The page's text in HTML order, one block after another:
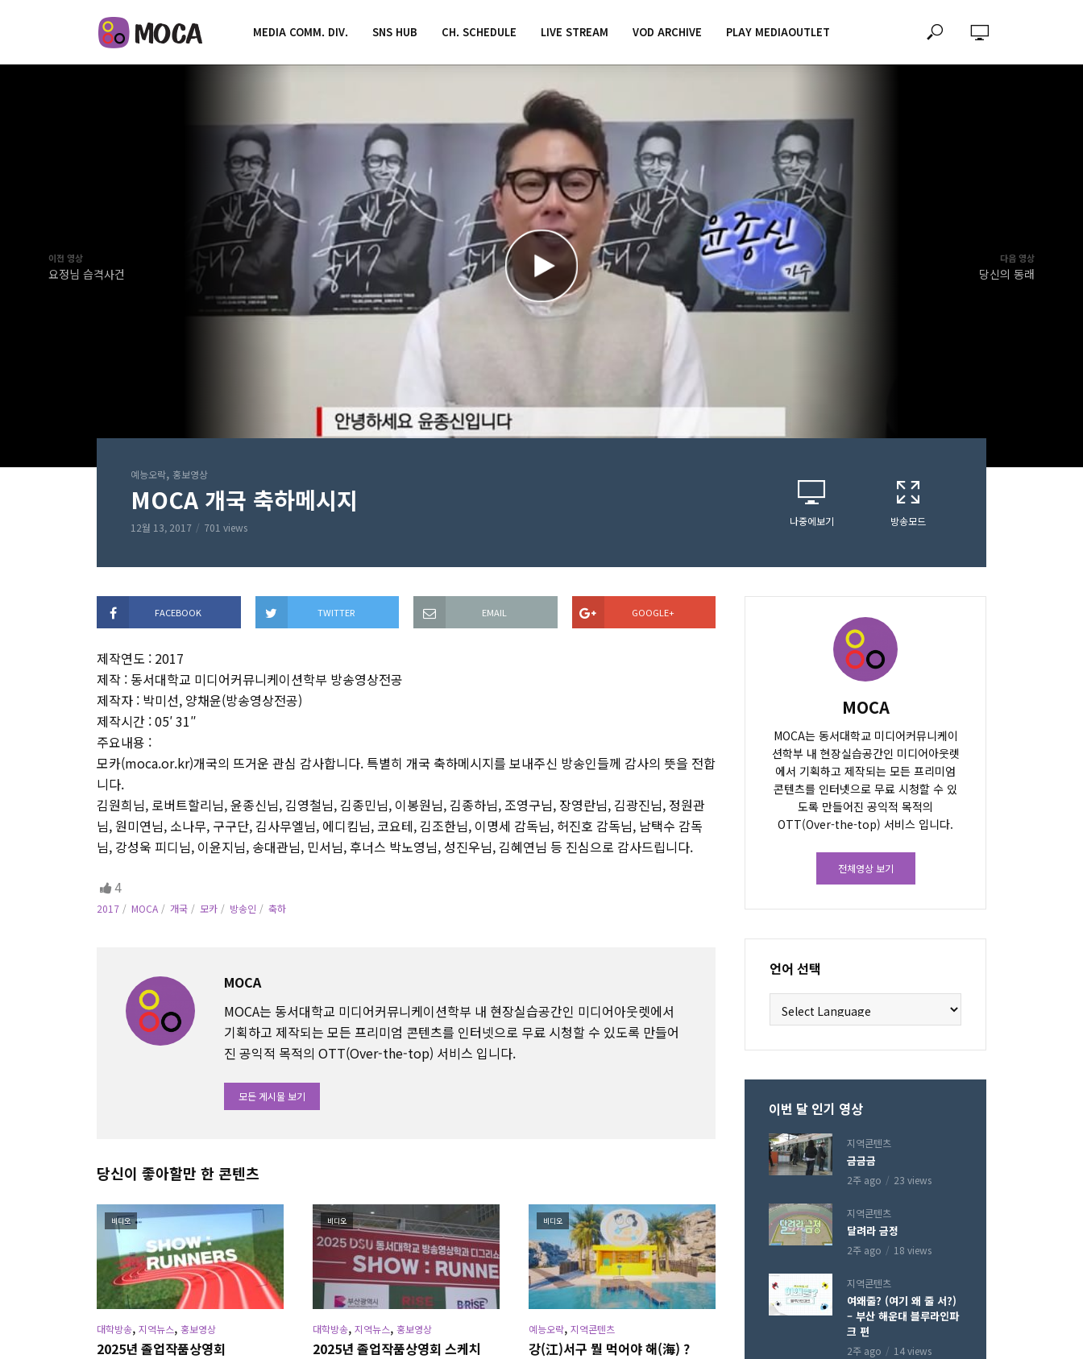
MEDIA COMM. DIV. SNS HUB CH. SCHEDULE LIVE STREAM VOD ARCHIVE PLAY MEDIAOUTLET
이전 영상
요정님 습격사건
다음 영상
당신의 동래
예능오락, 홍보영상
MOCA 개국 축하메시지
12월 13, 2017 701 views 나중에보기 방송모드
FACEBOOK TWITTER EMAIL GOOGLE+
제작연도 : 2017
제작 : 동서대학교 미디어커뮤니케이션학부 방송영상전공
제작자 : 박미선, 양채윤(방송영상전공)
제작시간 : 05′ 31″
주요내용 :
모카(moca.or.kr)개국의 뜨거운 관심 감사합니다. 특별히 개국 축하메시지를 보내주신 방송인들께 감사의 뜻을 전합
니다.
김원희님, 로버트할리님, 윤종신님, 김영철님, 김종민님, 이봉원님, 김종하님, 조영구님, 장영란님, 김광진님, 정원관
님, 원미연님, 소나무, 구구단, 김사무엘님, 에디킴님, 코요테, 김조한님, 이명세 감독님, 허진호 감독님, 남택수 감독
님, 강성욱 피디님, 이윤지님, 송대관님, 민서님, 후너스 박노영님, 성진우님, 김혜연님 등 진심으로 감사드립니다.
4
2017 MOCA 개국 모카 방송인 축하
MOCA
MOCA는 동서대학교 미디어커뮤니케이션학부 내 현장실습공간인 미디어아웃렛에서
기획하고 제작되는 모든 프리미엄 콘텐츠를 인터넷으로 무료 시청할 수 있도록 만들어
진 공익적 목적의 OTT(Over-the-top) 서비스 입니다.
모든 게시물 보기
당신이 좋아할만 한 콘텐츠
비디오
대학방송, 지역뉴스, 홍보영상
2025년 졸업작품상영회
비디오
대학방송, 지역뉴스, 홍보영상
2025년 졸업작품상영회 스케치
비디오
예능오락, 지역콘텐츠
강(江)서구 뭘 먹어야 해(海) ?
MOCA
MOCA는 동서대학교 미디어커뮤니케이
션학부 내 현장실습공간인 미디어아웃렛
에서 기획하고 제작되는 모든 프리미엄
콘텐츠를 인터넷으로 무료 시청할 수 있
도록 만들어진 공익적 목적의
OTT(Over-the-top) 서비스 입니다.
전체영상 보기
언어 선택
이번 달 인기 영상
지역콘텐츠
금금금
2주 ago 23 views
지역콘텐츠
달려라 금정
2주 ago 18 views
지역콘텐츠
여왜줄? (여기 왜 줄 서?)
– 부산 해운대 블루라인파
크 편
2주 ago 14 views